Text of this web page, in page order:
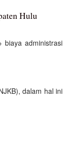
Hulu
biaya administrasi
dalam hal ini